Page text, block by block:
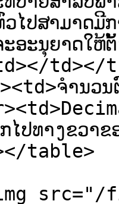
ໄປສາມາດມີ
ອະນຸຍາດໃຫ້
td></
ຈໍານວ
ກໄປທາງຂວ
table>